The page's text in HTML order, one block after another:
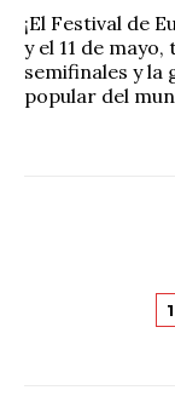
¡El Festival de
y el 11 de
semifinales y la
popular del
1